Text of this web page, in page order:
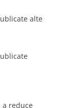
alte
a reduce